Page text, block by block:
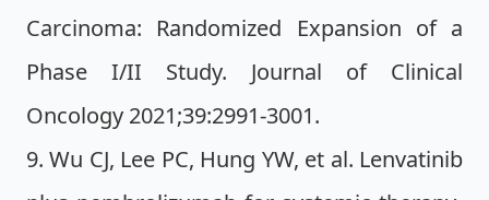
Carcinoma: Randomized Expansion of a
Phase I/II Study. Journal of Clinical
Oncology 2021;39:2991-3001.
9. Wu CJ, Lee PC, Hung YW, et al. Lenvatinib